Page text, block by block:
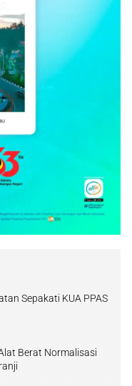
Sepakati KUA PPAS
Berat Normalisasi